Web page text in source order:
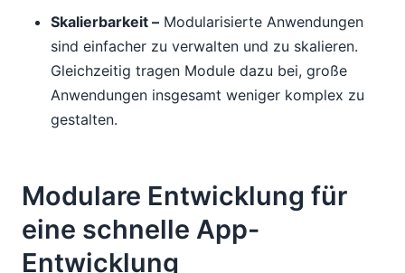
Skalierbarkeit – Modularisierte Anwendungen
sind einfacher zu verwalten und zu skalieren.
Gleichzeitig tragen Module dazu bei, große
Anwendungen insgesamt weniger komplex zu
gestalten.
Modulare Entwicklung für
eine schnelle App-
Entwicklung